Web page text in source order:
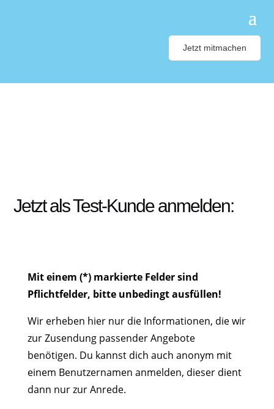
Jetzt mitmachen
Jetzt als Test-Kunde anmelden:
Mit einem (*) markierte Felder sind
Pflichtfelder, bitte unbedingt ausfüllen!
Wir erheben hier nur die Informationen, die wir
zur Zusendung passender Angebote
benötigen. Du kannst dich auch anonym mit
einem Benutzernamen anmelden, dieser dient
dann nur zur Anrede.